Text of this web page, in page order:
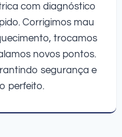
com diagnóstico
Corrigimos mau
trocamos
novos pontos.
segurança e
perfeito.